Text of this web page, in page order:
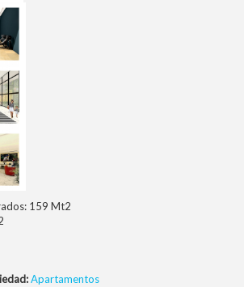
159 Mt2
Apartamentos